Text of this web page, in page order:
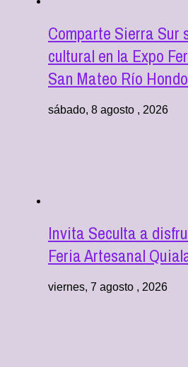
Comparte Sierra Sur
cultural en la Expo
San Mateo Río Hondo
sábado, 8 agosto , 2026
Invita Seculta a
Feria Artesanal
viernes, 7 agosto , 2026